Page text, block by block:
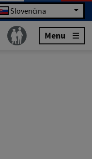
Slovenčina
Menu